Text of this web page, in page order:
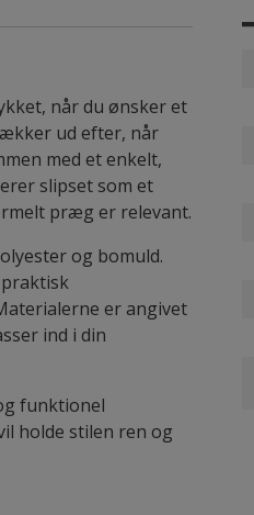
når du ønsker et
ud efter, når
med et enkelt,
slipset som et
præg er relevant.
og bomuld.
er angivet
ind i din
funktionel
holde stilen ren og